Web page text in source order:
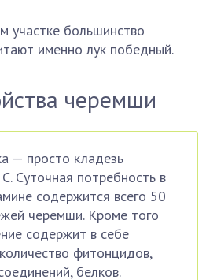
участке большинство
именно лук победный.
черемши
— просто кладезь
Суточная потребность в
содержится всего 50
черемши. Кроме того
содержит в себе
фитонцидов,
белков.